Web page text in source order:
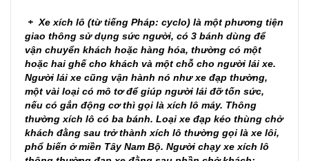
+ Xe xích lô (từ tiếng Pháp: cyclo) là một phương tiện
giao thông sử dụng sức người, có 3 bánh dùng để
vận chuyển khách hoặc hàng hóa, thường có một
hoặc hai ghế cho khách và một chỗ cho người lái xe.
Người lái xe cũng vận hành nó như xe đạp thường,
một vài loại có mô tơ để giúp người lái đỡ tốn sức,
nếu có gắn động cơ thì gọi là xích lô máy. Thông
thường xích lô có ba bánh. Loại xe đạp kéo thùng chở
khách đằng sau trở thành xích lô thường gọi là xe lôi,
phổ biến ở miền Tây Nam Bộ. Người chạy xe xích lô